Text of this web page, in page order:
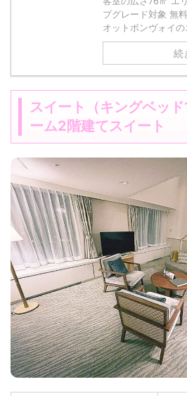
プグレード対象 無
オットボンヴォイ
続
スイート（キングベッ
ーム2階建てスイート